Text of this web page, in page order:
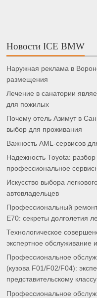
Новости ICE BMW
Наружная реклама в
размещения
Лечение в санатории
для пожилых
Почему отель Азимут в
выбор для проживания
Важность AML-сервисов
Надежность Toyota:
профессиональное
Искусство выбора
автовладельцев
Профессиональный
E70: секреты долголетия
Технологическое
экспертное
Профессиональное
(кузова F01/F02/F04):
представительскому классу
Профессиональное